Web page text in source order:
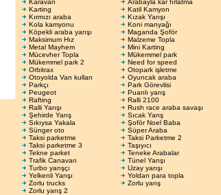
Karavan
Arabayla kar fırlatma
Karting
Katil Kamyon
Kırmızı araba
Kızak Yarışı
Kola kamyonu
Koni manyağı
Köpekli araba yarışı
Maganda Şoför
Maksimum Hız
Malzeme Topla
Metal Mayhem
Mini Karting
Mücevher Topla
Mükemmel park
Mükemmel park 2
Need for speed
Orbitrax
Otopark işletme
Otoyolda Van kullan
Oyuncak araba
Parkçı
Park Görevlisi
Peugeot
Puanlı yarış
Rafting
Ralli 2100
Ralli Yarışı
Rush race araba savaşı
Şehirde Yarış
Sıcak Yarış
Sıkıysa Yakala
Şoför Noel Baba
Sünger oto
Süper Araba
Taksi parketme
Taksi Parketme 2
Taksi parketme 3
Taşıyıcı
Tekne parket
Teneke Arabalar
Trafik Canavarı
Tünel Yarışı
Turbo yarışçı
Uzay yarışı
Yelkenli Yarışı
Yoldan para topla
Zorlu trucks
Zorlu yarış
Zorlu yarış 2